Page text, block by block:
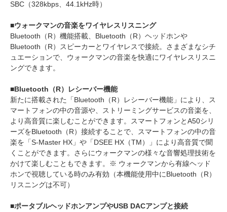
SBC（328kbps、44.1kHz時）
■ウォークマンの音楽をワイヤレスリスニング
Bluetooth（R）機能搭載、Bluetooth（R）ヘッドホンや
Bluetooth（R）スピーカーとワイヤレスで接続。さまざまなシチ
ュエーションで、ウォークマンの音楽を快適にワイヤレスリスニ
ングできます。
■Bluetooth（R）レシーバー機能
新たに搭載された「Bluetooth（R）レシーバー機能」により、ス
マートフォンの中の音源や、ストリーミングサービスの音楽を、
より高音質に楽しむことができます。スマートフォンとA50シリ
ーズをBluetooth（R）接続することで、スマートフォンの中の音
楽を「S-Master HX」や「DSEE HX（TM）」により高音質で聞
くことができます。さらにウォークマンの様々な音響処理技術を
かけて楽しむこともできます。※ ウォークマンから有線ヘッド
ホンで視聴している時のみ有効（本機能使用中にBluetooth（R）
リスニングは不可）
■ポータブルヘッドホンアンプやUSB DACアンプと接続